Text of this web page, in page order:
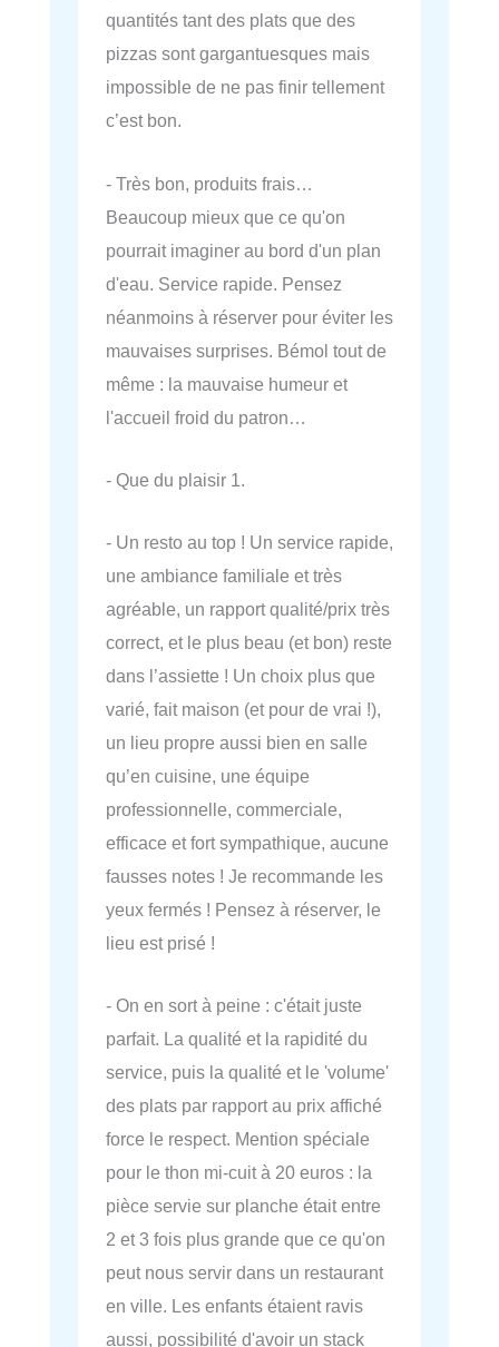
quantités tant des plats que des
pizzas sont gargantuesques mais
impossible de ne pas finir tellement
c’est bon.
- Très bon, produits frais…
Beaucoup mieux que ce qu'on
pourrait imaginer au bord d'un plan
d'eau. Service rapide. Pensez
néanmoins à réserver pour éviter les
mauvaises surprises. Bémol tout de
même : la mauvaise humeur et
l'accueil froid du patron…
- Que du plaisir 1.
- Un resto au top ! Un service rapide,
une ambiance familiale et très
agréable, un rapport qualité/prix très
correct, et le plus beau (et bon) reste
dans l’assiette ! Un choix plus que
varié, fait maison (et pour de vrai !),
un lieu propre aussi bien en salle
qu’en cuisine, une équipe
professionnelle, commerciale,
efficace et fort sympathique, aucune
fausses notes ! Je recommande les
yeux fermés ! Pensez à réserver, le
lieu est prisé !
- On en sort à peine : c'était juste
parfait. La qualité et la rapidité du
service, puis la qualité et le 'volume'
des plats par rapport au prix affiché
force le respect. Mention spéciale
pour le thon mi-cuit à 20 euros : la
pièce servie sur planche était entre
2 et 3 fois plus grande que ce qu'on
peut nous servir dans un restaurant
en ville. Les enfants étaient ravis
aussi, possibilité d'avoir un stack